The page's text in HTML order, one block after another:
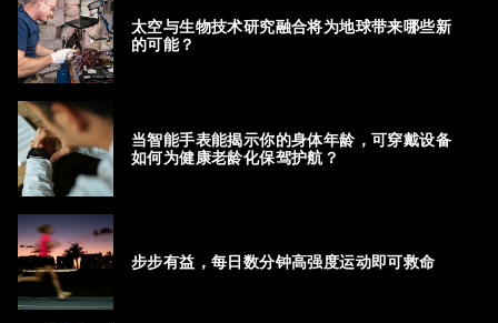
太空与生物技术研究融合将为地球带来哪些新
的可能？
当智能手表能揭示你的身体年龄，可穿戴设备
如何为健康老龄化保驾护航？
步步有益，每日数分钟高强度运动即可救命